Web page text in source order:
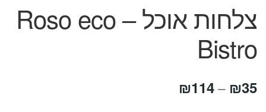
צלחות אוכל – Roso eco
Bistro
₪35
–
₪114